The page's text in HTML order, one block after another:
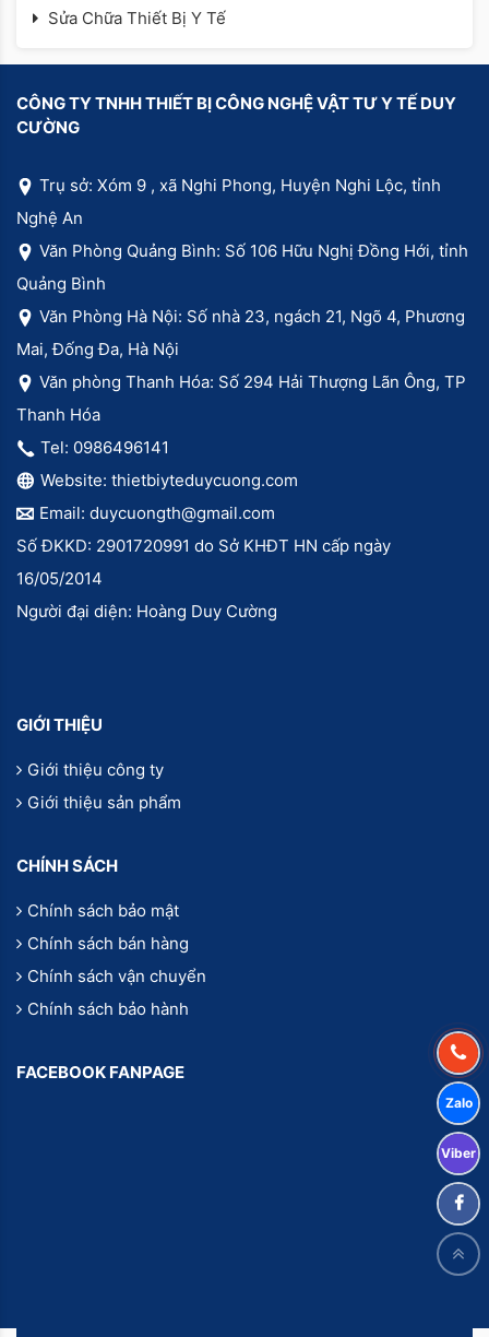
Sửa Chữa Thiết Bị Y Tế
CÔNG TY TNHH THIẾT BỊ CÔNG NGHỆ VẬT TƯ Y TẾ DUY
CƯỜNG
Trụ sở: Xóm 9 , xã Nghi Phong, Huyện Nghi Lộc, tỉnh
Nghệ An
Văn Phòng Quảng Bình: Số 106 Hữu Nghị Đồng Hới, tỉnh
Quảng Bình
Văn Phòng Hà Nội: Số nhà 23, ngách 21, Ngõ 4, Phương
Mai, Đống Đa, Hà Nội
Văn phòng Thanh Hóa: Số 294 Hải Thượng Lãn Ông, TP
Thanh Hóa
Tel: 0986496141
Website: thietbiyteduycuong.com
Email: duycuongth@gmail.com
Số ĐKKD: 2901720991 do Sở KHĐT HN cấp ngày
16/05/2014
Người đại diện: Hoàng Duy Cường
GIỚI THIỆU
Giới thiệu công ty
Giới thiệu sản phẩm
CHÍNH SÁCH
Chính sách bảo mật
Chính sách bán hàng
Chính sách vận chuyển
Chính sách bảo hành
FACEBOOK FANPAGE